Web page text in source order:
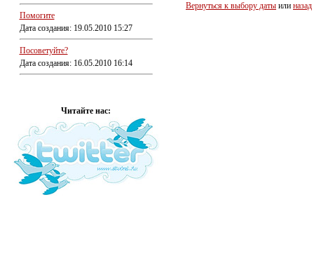
Помогите
Дата создания: 19.05.2010 15:27
Посоветуйте?
Дата создания: 16.05.2010 16:14
Читайте нас:
Вернуться к выбору даты или назад